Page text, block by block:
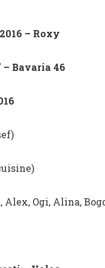
– Roxy
– Bavaria 46
Alex, Ogi, Alina,